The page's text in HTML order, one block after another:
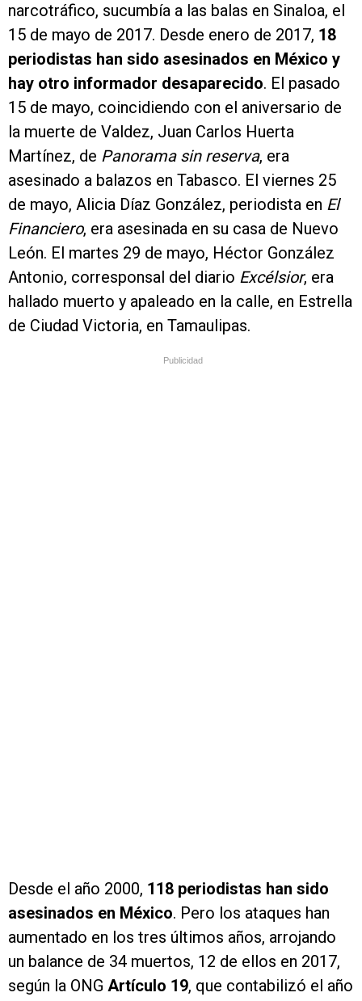
narcotráfico, sucumbía a las balas en Sinaloa, el
15 de mayo de 2017. Desde enero de 2017, 18
periodistas han sido asesinados en México y
hay otro informador desaparecido. El pasado
15 de mayo, coincidiendo con el aniversario de
la muerte de Valdez, Juan Carlos Huerta
Martínez, de Panorama sin reserva, era
asesinado a balazos en Tabasco. El viernes 25
de mayo, Alicia Díaz González, periodista en El
Financiero, era asesinada en su casa de Nuevo
León. El martes 29 de mayo, Héctor González
Antonio, corresponsal del diario Excélsior, era
hallado muerto y apaleado en la calle, en Estrella
de Ciudad Victoria, en Tamaulipas.
Publicidad
Desde el año 2000, 118 periodistas han sido
asesinados en México. Pero los ataques han
aumentado en los tres últimos años, arrojando
un balance de 34 muertos, 12 de ellos en 2017,
según la ONG Artículo 19, que contabilizó el año